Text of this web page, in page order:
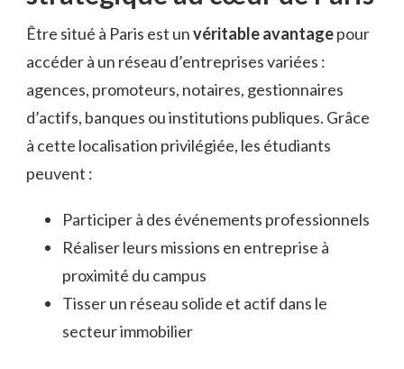
Être situé à Paris est unvéritable avantagepour
accéder à un réseau d’entreprises variées :
agences, promoteurs, notaires, gestionnaires
d’actifs, banques ou institutions publiques. Grâce
à cette localisation privilégiée, les étudiants
peuvent :
Participer à des événements professionnels
Réaliser leurs missions en entreprise à
proximité du campus
Tisser un réseau solide et actif dans le
secteur immobilier